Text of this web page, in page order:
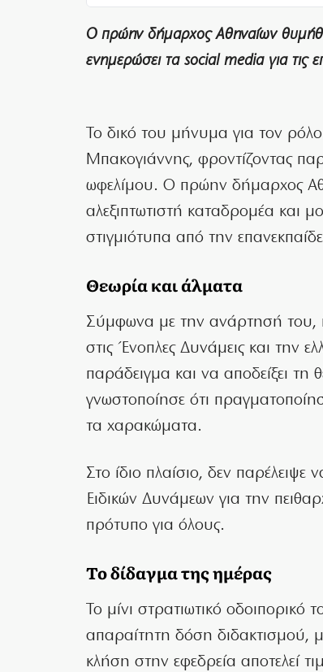
Ο πρώην δήμαρχος Αθηναίων
ενημερώσει τα social media για τις
Το δικό του μήνυμα για τον ρόλο
Μπακογιάννης, φροντίζοντας
ωφελίμου. Ο πρώην δήμαρχος
αλεξιπτωτιστή καταδρομέα και
στιγμιότυπα από την
Θεωρία και άλματα
Σύμφωνα με την ανάρτησή του, η
στις Ένοπλες Δυνάμεις και την
παράδειγμα και να αποδείξει
γνωστοποίησε ότι
τα χαρακώματα.
Στο ίδιο πλαίσιο, δεν
Ειδικών Δυνάμεων για την
πρότυπο για όλους.
Το δίδαγμα της ημέρας
Το μίνι στρατιωτικό
απαραίτητη δόση διδακτισμού,
κλήση στην εφεδρεία αποτελεί